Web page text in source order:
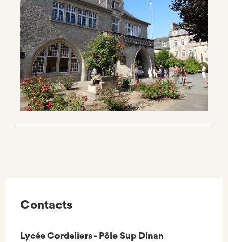
Contacts
Lycée Cordeliers - Pôle Sup Dinan